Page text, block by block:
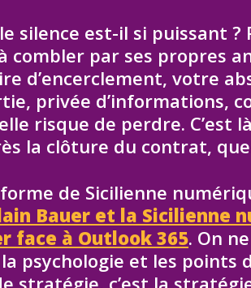
silence est-il si puissant ?
combler par ses propres
d’encerclement, votre
privée d’informations,
risque de perdre. C’est
la clôture du contrat,
forme de Sicilienne
Bauer et la Sicilienne
face à Outlook 365. On
psychologie et les points
stratégie, c’est la